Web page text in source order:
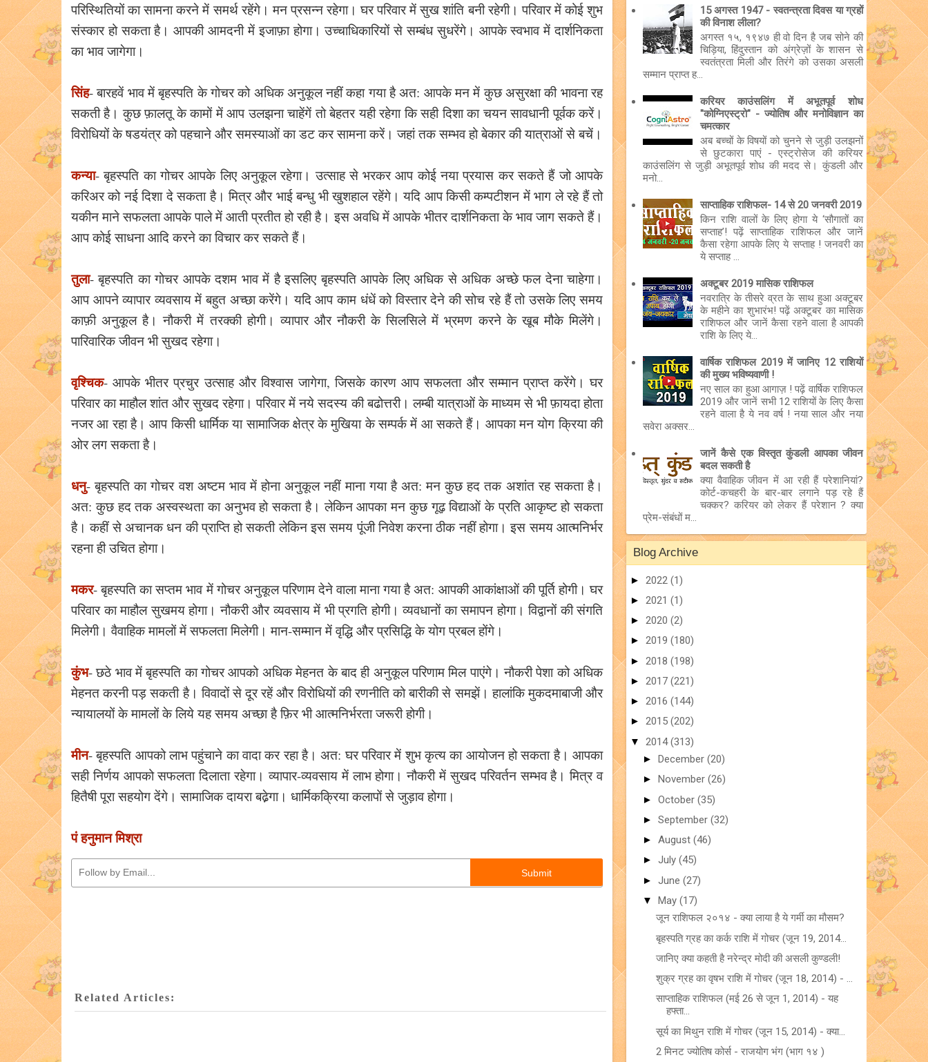
परिस्थितियों का सामना करने में समर्थ रहेंगे। मन प्रसन्न रहेगा। घर परिवार में सुख शांति बनी रहेगी। परिवार में कोई शुभ
संस्कार हो सकता है। आपकी आमदनी में इजाफ़ा होगा। उच्चाधिकारियों से सम्बंध सुधरेंगे। आपके स्वभाव में दार्शनिकता
का भाव जागेगा।
सिंह- बारहवें भाव में बृहस्पति के गोचर को अधिक अनुकूल नहीं कहा गया है अत: आपके मन में कुछ असुरक्षा की भावना रह
सकती है। कुछ फ़ालतू के कामों में आप उलझना चाहेंगें तो बेहतर यही रहेगा कि सही दिशा का चयन सावधानी पूर्वक करें।
विरोधियों के षडयंत्र को पहचाने और समस्याओं का डट कर सामना करें। जहां तक सम्भव हो बेकार की यात्राओं से बचें।
कन्या- बृहस्पति का गोचर आपके लिए अनुकूल रहेगा। उत्साह से भरकर आप कोई नया प्रयास कर सकते हैं जो आपके
करिअर को नई दिशा दे सकता है। मित्र और भाई बन्धु भी खुशहाल रहेंगे। यदि आप किसी कम्पटीशन में भाग ले रहे हैं तो
यकीन माने सफलता आपके पाले में आती प्रतीत हो रही है। इस अवधि में आपके भीतर दार्शनिकता के भाव जाग सकते हैं।
आप कोई साधना आदि करने का विचार कर सकते हैं।
तुला- बृहस्पति का गोचर आपके दशम भाव में है इसलिए बृहस्पति आपके लिए अधिक से अधिक अच्छे फल देना चाहेगा।
आप आपने व्यापार व्यवसाय में बहुत अच्छा करेंगे। यदि आप काम धंधें को विस्तार देने की सोच रहे हैं तो उसके लिए समय
काफ़ी अनुकूल है। नौकरी में तरक्की होगी। व्यापार और नौकरी के सिलसिले में भ्रमण करने के खूब मौके मिलेंगे।
पारिवारिक जीवन भी सुखद रहेगा।
वृश्चिक- आपके भीतर प्रचुर उत्साह और विश्वास जागेगा, जिसके कारण आप सफलता और सम्मान प्राप्त करेंगे। घर
परिवार का माहौल शांत और सुखद रहेगा। परिवार में नये सदस्य की बढोत्तरी। लम्बी यात्राओं के माध्यम से भी फ़ायदा होता
नजर आ रहा है। आप किसी धार्मिक या सामाजिक क्षेत्र के मुखिया के सम्पर्क में आ सकते हैं। आपका मन योग क्रिया की
ओर लग सकता है।
धनु- बृहस्पति का गोचर वश अष्टम भाव में होना अनुकूल नहीं माना गया है अत: मन कुछ हद तक अशांत रह सकता है।
अत: कुछ हद तक अस्वस्थता का अनुभव हो सकता है। लेकिन आपका मन कुछ गूढ़ विद्याओं के प्रति आकृष्ट हो सकता
है। कहीं से अचानक धन की प्राप्ति हो सकती लेकिन इस समय पूंजी निवेश करना ठीक नहीं होगा। इस समय आत्मनिर्भर
रहना ही उचित होगा।
मकर- बृहस्पति का सप्तम भाव में गोचर अनुकूल परिणाम देने वाला माना गया है अत: आपकी आकांक्षाओं की पूर्ति होगी। घर
परिवार का माहौल सुखमय होगा। नौकरी और व्यवसाय में भी प्रगति होगी। व्यवधानों का समापन होगा। विद्वानों की संगति
मिलेगी। वैवाहिक मामलों में सफलता मिलेगी। मान-सम्मान में वृद्धि और प्रसिद्धि के योग प्रबल होंगे।
कुंभ- छठे भाव में बृहस्पति का गोचर आपको अधिक मेहनत के बाद ही अनुकूल परिणाम मिल पाएंगे। नौकरी पेशा को अधिक
मेहनत करनी पड़ सकती है। विवादों से दूर रहें और विरोधियों की रणनीति को बारीकी से समझें। हालांकि मुकदमाबाजी और
न्यायालयों के मामलों के लिये यह समय अच्छा है फ़िर भी आत्मनिर्भरता जरूरी होगी।
मीन- बृहस्पति आपको लाभ पहुंचाने का वादा कर रहा है। अत: घर परिवार में शुभ कृत्य का आयोजन हो सकता है। आपका
सही निर्णय आपको सफलता दिलाता रहेगा। व्यापार-व्यवसाय में लाभ होगा। नौकरी में सुखद परिवर्तन सम्भव है। मित्र व
हितैषी पूरा सहयोग देंगे। सामाजिक दायरा बढे़गा। धार्मिकक्रिया कलापों से जुड़ाव होगा।
पं हनुमान मिश्रा
Related Articles:
15 अगस्त 1947 - स्वतन्त्रता दिवस या ग्रहों
की विनाश लीला?
अगस्त १५, १९४७ ही वो दिन है जब सोने की
चिड़िया, हिंदुस्तान को अंग्रेज़ों के शासन से
स्वतंत्रता मिली और तिरंगे को उसका असली
सम्मान प्राप्त ह...
करियर काउंसलिंग में अभूतपूर्व शोध
"कोग्निएस्ट्रो" - ज्योतिष और मनोविज्ञान का
चमत्कार
अब बच्चों के विषयों को चुनने से जुड़ी उलझनों
से छुटकारा पाएं - एस्ट्रोसेज की करियर
काउंसलिंग से जुड़ी अभूतपूर्व शोध की मदद से। कुंडली और
मनो...
साप्ताहिक राशिफल- 14 से 20 जनवरी 2019
किन राशि वालों के लिए होगा ये ‘सौगातों का
सप्ताह’! पढ़ें साप्ताहिक राशिफल और जानें
कैसा रहेगा आपके लिए ये सप्ताह ! जनवरी का
ये सप्ताह ...
अक्टूबर 2019 मासिक राशिफल
नवरात्रि के तीसरे व्रत के साथ हुआ अक्टूबर
के महीने का शुभारंभ! पढ़ें अक्टूबर का मासिक
राशिफल और जानें कैसा रहने वाला है आपकी
राशि के लिए ये...
वार्षिक राशिफल 2019 में जानिए 12 राशियों
की मुख्य भविष्यवाणी !
नए साल का हुआ आगाज़ ! पढ़ें वार्षिक राशिफल
2019 और जानें सभी 12 राशियों के लिए कैसा
रहने वाला है ये नव वर्ष ! नया साल और नया
सवेरा अक्सर...
जानें कैसे एक विस्तृत कुंडली आपका जीवन
बदल सकती है
क्या वैवाहिक जीवन में आ रही हैं परेशानियां?
कोर्ट-कचहरी के बार-बार लगाने पड़ रहे हैं
चक्कर? करियर को लेकर हैं परेशान ? क्या
प्रेम-संबंधों म...
Blog Archive
► 2022 (1)
► 2021 (1)
► 2020 (2)
► 2019 (180)
► 2018 (198)
► 2017 (221)
► 2016 (144)
► 2015 (202)
▼ 2014(313)
► December (20)
► November (26)
► October (35)
► September (32)
► August (46)
► July (45)
► June (27)
▼ May (17)
जून राशिफल २०१४ - क्या लाया है ये गर्मी का मौसम?
बृहस्‍पति ग्रह का कर्क राशि में गोचर (जून 19, 2014...
जानिए क्या कहती है नरेन्द्र मोदी की असली कुण्डली!
शुक्र ग्रह का वृषभ राशि में गोचर (जून 18, 2014) - ...
साप्ताहिक राशिफल (मई 26 से जून 1, 2014) - यह
हफ्ता...
सूर्य का मिथुन राशि में गोचर (जून 15, 2014) - क्या...
2 मिनट ज्योतिष कोर्स - राजयोग भंग (भाग १४ )